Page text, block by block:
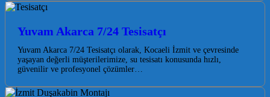
Yuvam Akarca 7/24 Tesisatçı
Yuvam Akarca 7/24 Tesisatçı olarak, Kocaeli İzmit ve çevresinde
yaşayan değerli müşterilerimize, su tesisatı konusunda hızlı,
güvenilir ve profesyonel çözümler…